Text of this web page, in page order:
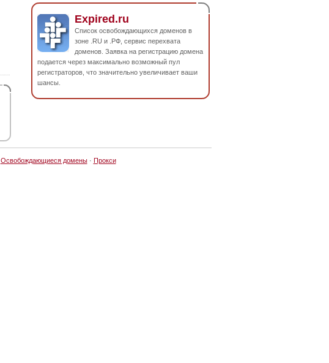
Expired.ru
Список освобождающихся доменов в
зоне .RU и .РФ, сервис перехвата
доменов. Заявка на регистрацию домена
подается через максимально возможный пул
регистраторов, что значительно увеличивает ваши
шансы.
Освобождающиеся домены· Прокси